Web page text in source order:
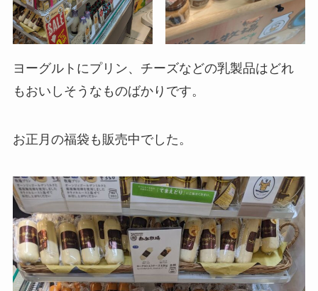
ヨーグルトにプリン、チーズなどの乳製品はどれ
もおいしそうなものばかりです。
お正月の福袋も販売中でした。